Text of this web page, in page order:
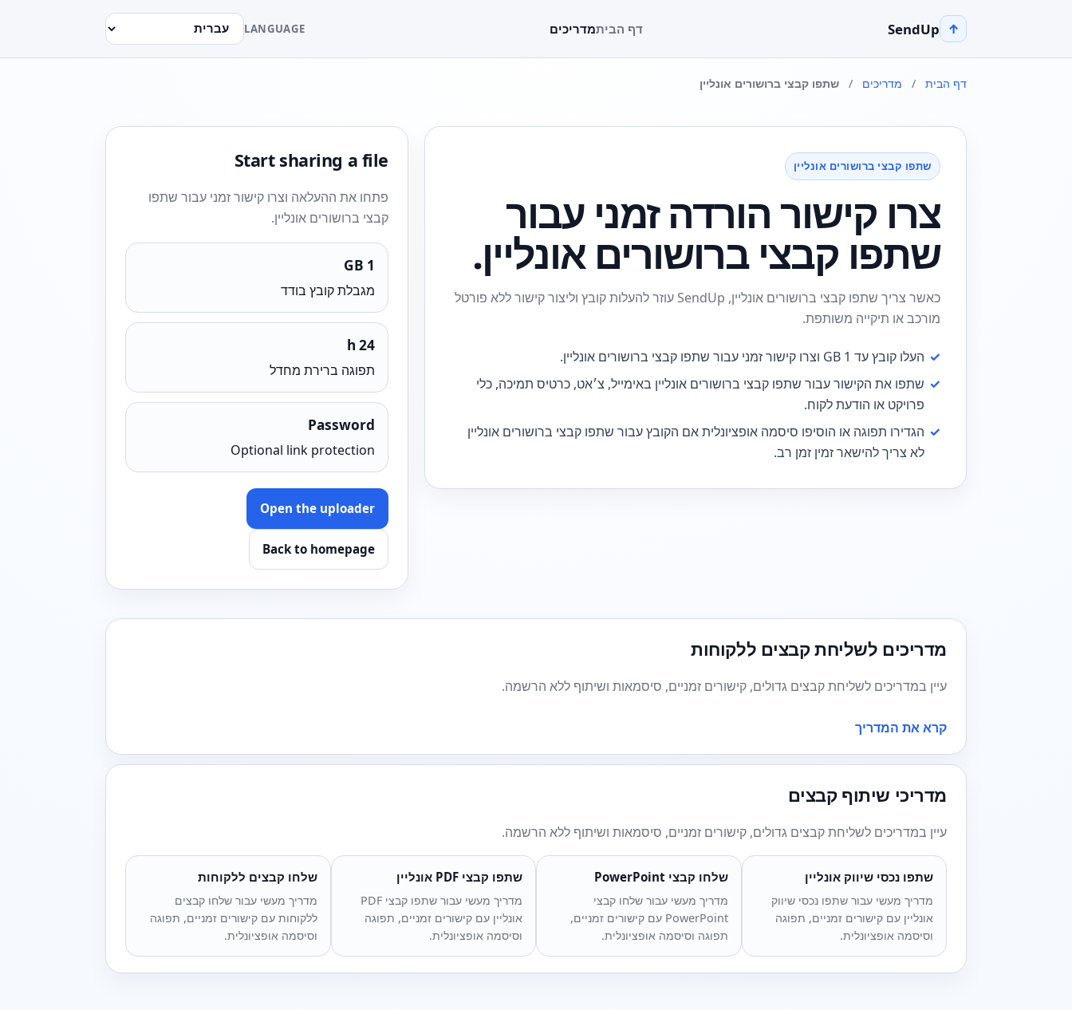
↑
SendUp דף הביתמדריכים LANGUAGE
דף הבית / מדריכים / שתפו קבצי ברושורים אונליין
שתפו קבצי ברושורים אונליין
צרו קישור הורדה זמני עבור
שתפו קבצי ברושורים אונליין.
כאשר צריך שתפו קבצי ברושורים אונליין, SendUp עוזר להעלות קובץ וליצור קישור ללא פורטל
מורכב או תיקייה משותפת.
✓ העלו קובץ עד 1 GB וצרו קישור זמני עבור שתפו קבצי ברושורים אונליין.
✓ שתפו את הקישור עבור שתפו קבצי ברושורים אונליין באימייל, צ׳אט, כרטיס תמיכה, כלי
פרויקט או הודעת לקוח.
✓ הגדירו תפוגה או הוסיפו סיסמה אופציונלית אם הקובץ עבור שתפו קבצי ברושורים אונליין
לא צריך להישאר זמין זמן רב.
Start sharing a file
פתחו את ההעלאה וצרו קישור זמני עבור שתפו
קבצי ברושורים אונליין.
1 GB
מגבלת קובץ בודד
24 h
תפוגה ברירת מחדל
Password
Optional link protection
Open the uploader
Back to homepage
מדריכים לשליחת קבצים ללקוחות
עיין במדריכים לשליחת קבצים גדולים, קישורים זמניים, סיסמאות ושיתוף ללא הרשמה.
קרא את המדריך
מדריכי שיתוף קבצים
עיין במדריכים לשליחת קבצים גדולים, קישורים זמניים, סיסמאות ושיתוף ללא הרשמה.
שתפו נכסי שיווק אונליין
מדריך מעשי עבור שתפו נכסי שיווק
אונליין עם קישורים זמניים, תפוגה
וסיסמה אופציונלית.
שלחו קבצי PowerPoint
מדריך מעשי עבור שלחו קבצי
PowerPoint עם קישורים זמניים,
תפוגה וסיסמה אופציונלית.
שתפו קבצי PDF אונליין
מדריך מעשי עבור שתפו קבצי PDF
אונליין עם קישורים זמניים, תפוגה
וסיסמה אופציונלית.
שלחו קבצים ללקוחות
מדריך מעשי עבור שלחו קבצים
ללקוחות עם קישורים זמניים, תפוגה
וסיסמה אופציונלית.